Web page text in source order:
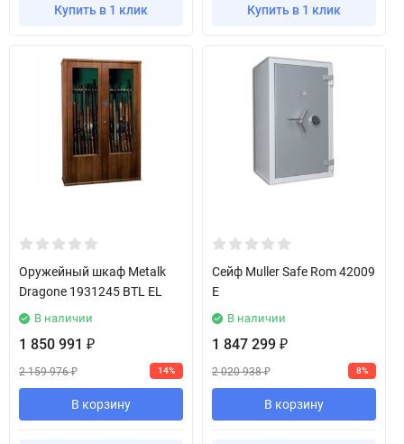
Купить в 1 клик Купить в 1 клик
Оружейный шкаф Metalk
Dragone 1931245 BTL EL
В наличии
1 850 991 ₽
2 159 976₽ 14%
В корзину
Сейф Muller Safe Rom 42009
E
В наличии
1 847 299 ₽
2 020 938₽ 8%
В корзину